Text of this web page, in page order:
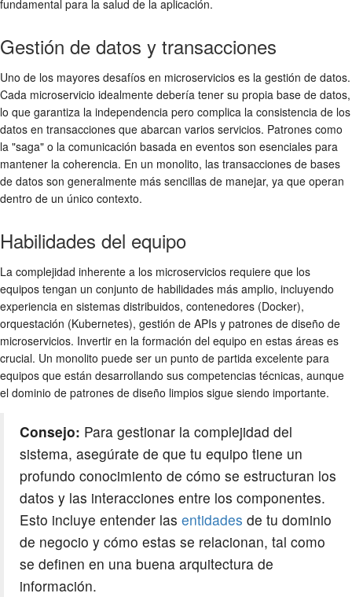
fundamental para la salud de la aplicación.
Gestión de datos y transacciones
Uno de los mayores desafíos en microservicios es la gestión de datos.
Cada microservicio idealmente debería tener su propia base de datos,
lo que garantiza la independencia pero complica la consistencia de los
datos en transacciones que abarcan varios servicios. Patrones como
la "saga" o la comunicación basada en eventos son esenciales para
mantener la coherencia. En un monolito, las transacciones de bases
de datos son generalmente más sencillas de manejar, ya que operan
dentro de un único contexto.
Habilidades del equipo
La complejidad inherente a los microservicios requiere que los
equipos tengan un conjunto de habilidades más amplio, incluyendo
experiencia en sistemas distribuidos, contenedores (Docker),
orquestación (Kubernetes), gestión de APIs y patrones de diseño de
microservicios. Invertir en la formación del equipo en estas áreas es
crucial. Un monolito puede ser un punto de partida excelente para
equipos que están desarrollando sus competencias técnicas, aunque
el dominio de patrones de diseño limpios sigue siendo importante.
Consejo: Para gestionar la complejidad del
sistema, asegúrate de que tu equipo tiene un
profundo conocimiento de cómo se estructuran los
datos y las interacciones entre los componentes.
Esto incluye entender las entidades de tu dominio
de negocio y cómo estas se relacionan, tal como
se definen en una buena arquitectura de
información.